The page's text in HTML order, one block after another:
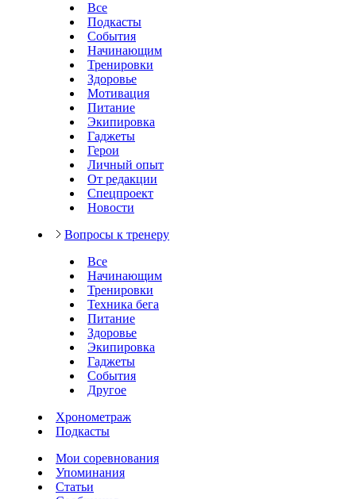
Все
Подкасты
События
Начинающим
Тренировки
Здоровье
Мотивация
Питание
Экипировка
Гаджеты
Герои
Личный опыт
От редакции
Спецпроект
Новости
Вопросы к тренеру
Все
Начинающим
Тренировки
Техника бега
Питание
Здоровье
Экипировка
Гаджеты
События
Другое
Хронометраж
Подкасты
Мои соревнования
Упоминания
Статьи